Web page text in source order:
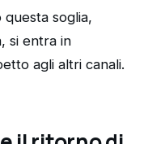
soglia,
si entra in
agli altri canali.